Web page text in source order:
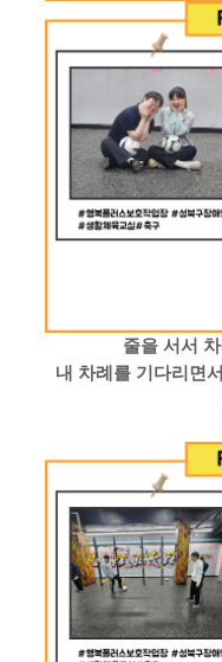
줄을 서서
내 차례를 기다리면